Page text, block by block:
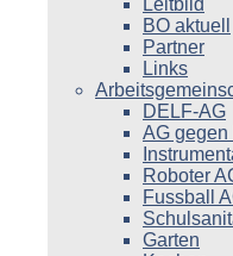
Leitbild
BO aktuell
Partner
Links
DELF-AG
AG gegen
Roboter
Fussball
Garten